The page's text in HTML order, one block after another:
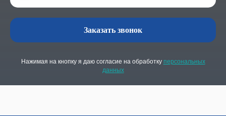
Заказать звонок
Нажимая на кнопку я даю согласие на обработку персональных
данных